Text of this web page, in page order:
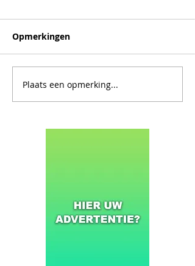
Opmerkingen
Plaats een opmerking...